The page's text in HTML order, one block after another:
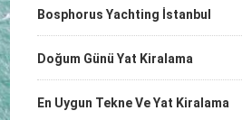
Bosphorus Yachting İstanbul
Doğum Günü Yat Kiralama
En Uygun Tekne Ve Yat Kiralama